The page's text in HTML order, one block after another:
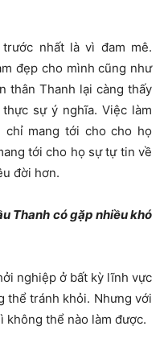
nhất là vì đam mê.
đẹp cho mình cũng như
thân Thanh lại càng thấy
sự ý nghĩa. Việc làm
chỉ mang tới cho cho họ
tới cho họ sự tự tin về
đời hơn.
Thanh có gặp nhiều khó
nghiệp ở bất kỳ lĩnh vực
thể tránh khỏi. Nhưng với
không thể nào làm được.